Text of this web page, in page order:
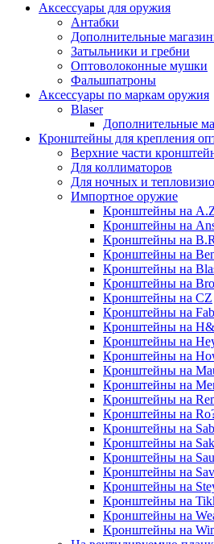
Аксессуары для оружия
Антабки
Дополнительные
Затыльники и гребни
Оптоволоконные мушки
Фальшпатроны
Аксессуары по маркам оружия
Blaser
Дополнительные
Кронштейны для крепления
Верхние части
Для коллиматоров
Для ночных и
Импортное оружие
Кронштейны на
Кронштейны на
Кронштейны на
Кронштейны на
Кронштейны на
Кронштейны на
Кронштейны на CZ
Кронштейны на
Кронштейны на
Кронштейны на
Кронштейны на
Кронштейны на
Кронштейны на
Кронштейны на
Кронштейны на
Кронштейны на
Кронштейны на
Кронштейны на
Кронштейны на
Кронштейны на
Кронштейны на
Кронштейны на
Кронштейны на